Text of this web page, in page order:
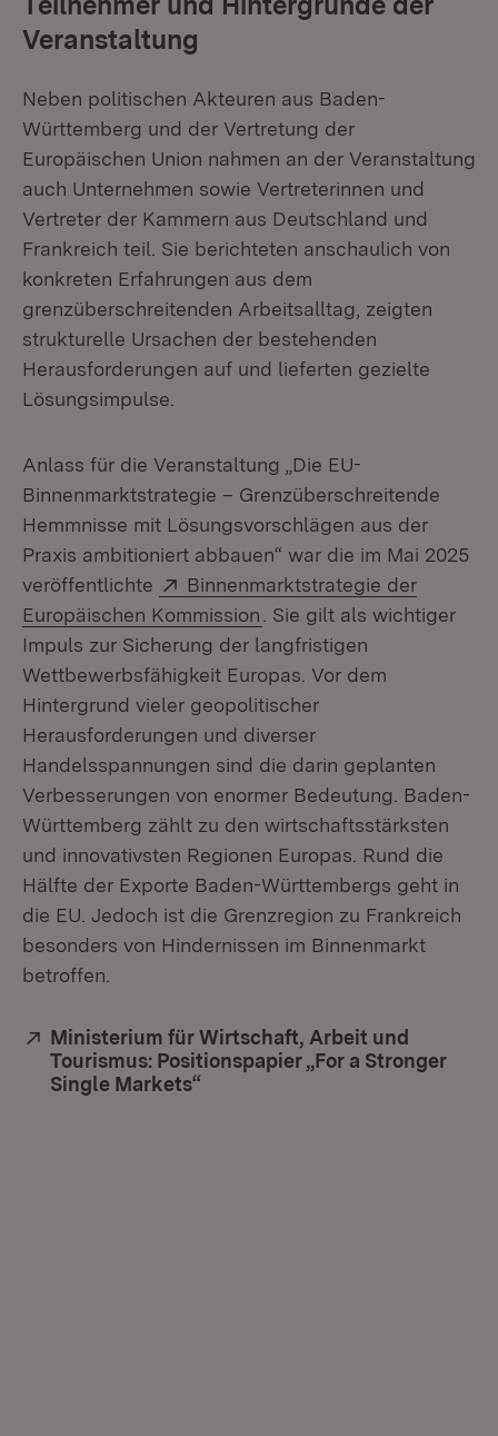
Veranstaltung
Neben politischen Akteuren aus Baden-
Württemberg und der Vertretung der
Europäischen Union nahmen an der Veranstaltung
auch Unternehmen sowie Vertreterinnen und
Vertreter der Kammern aus Deutschland und
Frankreich teil. Sie berichteten anschaulich von
konkreten Erfahrungen aus dem
grenzüberschreitenden Arbeitsalltag, zeigten
strukturelle Ursachen der bestehenden
Herausforderungen auf und lieferten gezielte
Lösungsimpulse.
Anlass für die Veranstaltung „Die EU-
Binnenmarktstrategie – Grenzüberschreitende
Hemmnisse mit Lösungsvorschlägen aus der
Praxis ambitioniert abbauen“ war die im Mai 2025
veröffentlichte
Extern:
Binnenmarktstrategie der
Europäischen Kommission (Öffnet in neuem Fenster)
. Sie gilt als wichtiger
Impuls zur Sicherung der langfristigen
Wettbewerbsfähigkeit Europas. Vor dem
Hintergrund vieler geopolitischer
Herausforderungen und diverser
Handelsspannungen sind die darin geplanten
Verbesserungen von enormer Bedeutung. Baden-
Württemberg zählt zu den wirtschaftsstärksten
und innovativsten Regionen Europas. Rund die
Hälfte der Exporte Baden-Württembergs geht in
die EU. Jedoch ist die Grenzregion zu Frankreich
besonders von Hindernissen im Binnenmarkt
betroffen.
Extern:
Ministerium für Wirtschaft, Arbeit und
Tourismus: Positionspapier „For a Stronger
Single Markets“